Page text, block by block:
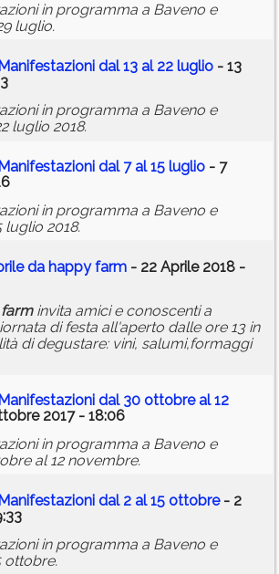
in programma a Baveno e
luglio.
dal 13 al 22 luglio - 13
in programma a Baveno e
luglio 2018.
dal 7 al 15 luglio - 7
in programma a Baveno e
luglio 2018.
da happy farm - 22 Aprile 2018 -
farminvita amici e conoscenti a
di festa all'aperto dalle ore 13 in
di degustare: vini, salumi,formaggi
dal 30 ottobre al 12
2017 - 18:06
in programma a Baveno e
al 12 novembre.
dal 2 al 15 ottobre- 2
in programma a Baveno e
ottobre.